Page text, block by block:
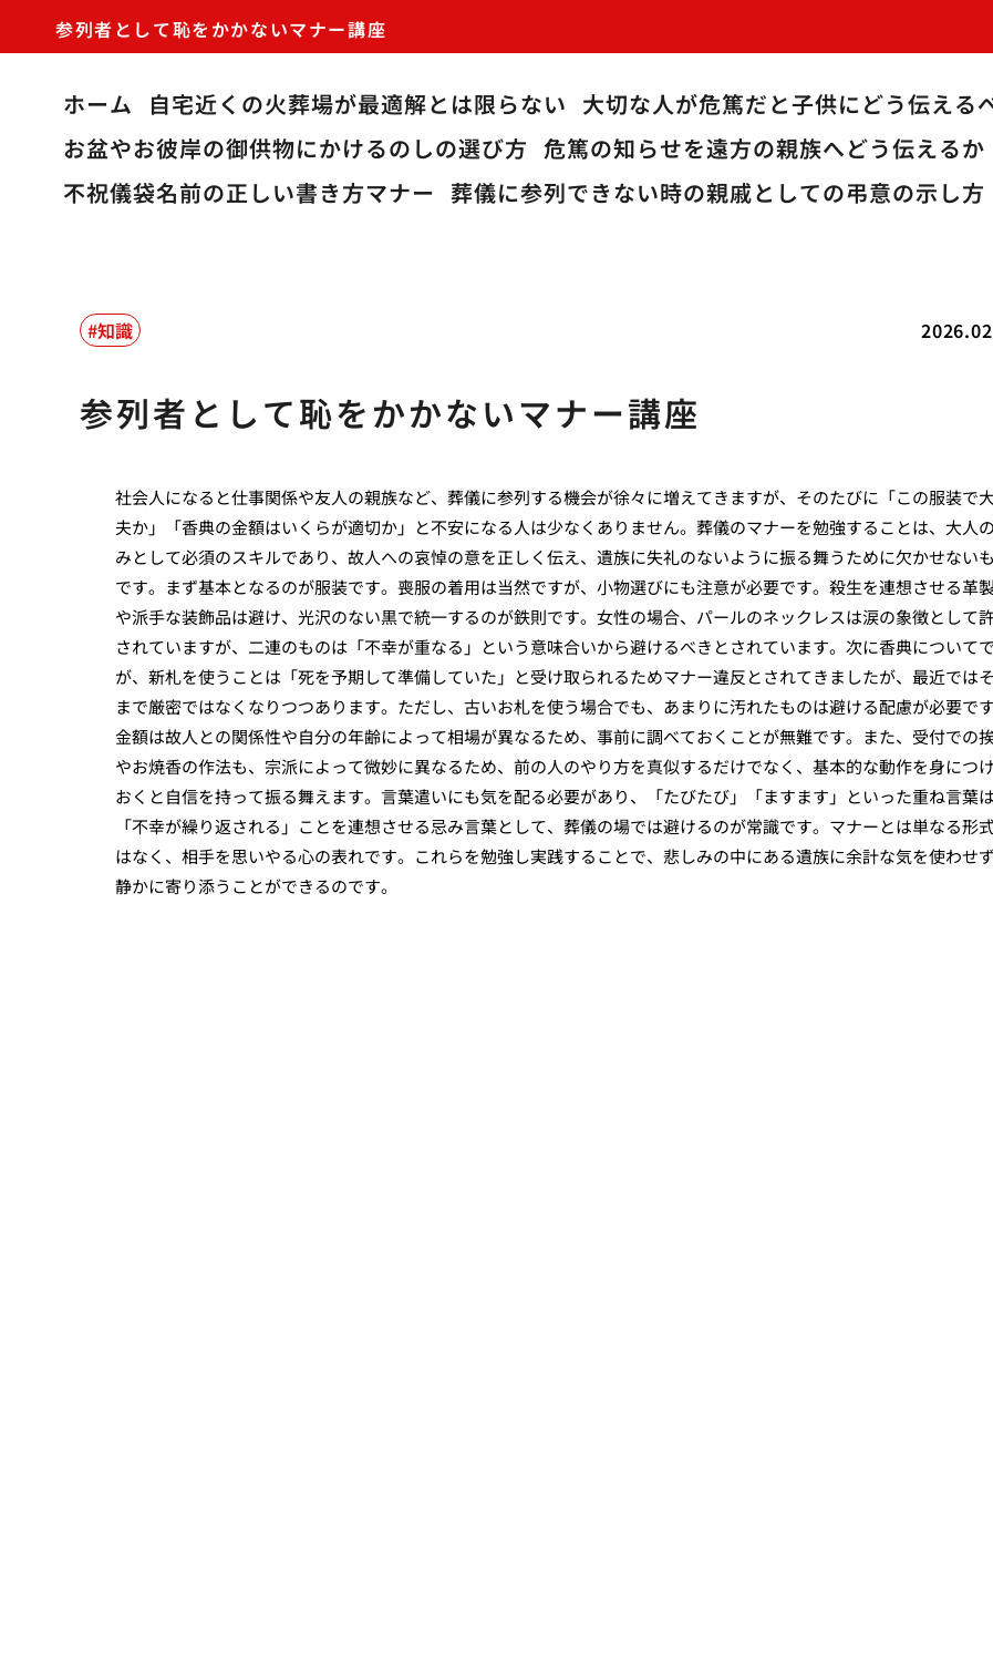
参列者として恥をかかないマナー講座
ホーム 自宅近くの火葬場が最適解とは限らない 大切な人が危篤だと子供にどう伝える
お盆やお彼岸の御供物にかけるのしの選び方 危篤の知らせを遠方の親族へどう伝えるか
不祝儀袋名前の正しい書き方マナー 葬儀に参列できない時の親戚としての弔意の示し方
知識
参列者として恥をかかないマナー講座
社会人になると仕事関係や友人の親族など、葬儀に参列する機会が徐々に増えてきますが、そのたびに「この服装で
夫か」「香典の金額はいくらが適切か」と不安になる人は少なくありません。葬儀のマナーを勉強することは、大人
みとして必須のスキルであり、故人への哀悼の意を正しく伝え、遺族に失礼のないように振る舞うために欠かせない
です。まず基本となるのが服装です。喪服の着用は当然ですが、小物選びにも注意が必要です。殺生を連想させる革
や派手な装飾品は避け、光沢のない黒で統一するのが鉄則です。女性の場合、パールのネックレスは涙の象徴として
されていますが、二連のものは「不幸が重なる」という意味合いから避けるべきとされています。次に香典について
が、新札を使うことは「死を予期して準備していた」と受け取られるためマナー違反とされてきましたが、最近では
まで厳密ではなくなりつつあります。ただし、古いお札を使う場合でも、あまりに汚れたものは避ける配慮が必要です
金額は故人との関係性や自分の年齢によって相場が異なるため、事前に調べておくことが無難です。また、受付での
やお焼香の作法も、宗派によって微妙に異なるため、前の人のやり方を真似するだけでなく、基本的な動作を身につ
おくと自信を持って振る舞えます。言葉遣いにも気を配る必要があり、「たびたび」「ますます」といった重ね言葉は
「不幸が繰り返される」ことを連想させる忌み言葉として、葬儀の場では避けるのが常識です。マナーとは単なる形
はなく、相手を思いやる心の表れです。これらを勉強し実践することで、悲しみの中にある遺族に余計な気を使わせず
静かに寄り添うことができるのです。